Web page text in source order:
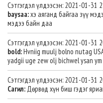
Сэтгэгдэл үлдээсэн: 2021-01-31
baysaa:хэ аяганд байгаа зүү
мэдээ байн даа
Сэтгэгдэл үлдээсэн: 2021-01-31
bold:Hvniig muulj bolno nutag
yadgii uge zew olj bichwel ysan
Сэтгэгдэл үлдээсэн: 2021-01-31
Сагил: Дөрвөд хүн биш гэдэг